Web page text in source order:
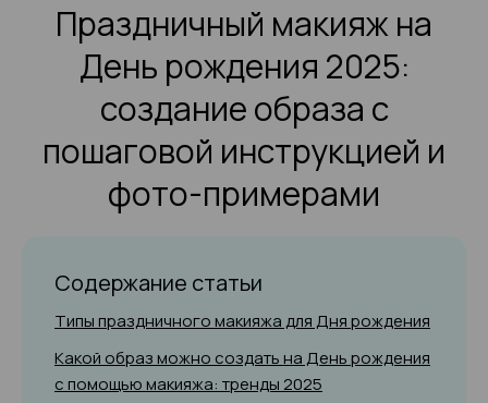
Праздничный макияж на
День рождения 2025:
создание образа с
пошаговой инструкцией и
фото-примерами
Содержание статьи
Типы праздничного макияжа для Дня рождения
Какой образ можно создать на День рождения
с помощью макияжа: тренды 2025